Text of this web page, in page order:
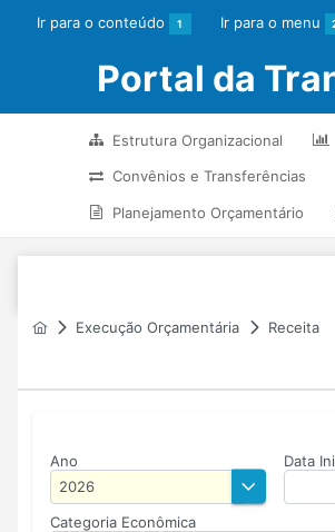
Ir para o conteúdo 1 Ir para o menu
Portal da
Estrutura Organizacional
Convênios e Transferências
Planejamento Orçamentário
Execução Orçamentária Receita
Ano Data
Categoria Econômica